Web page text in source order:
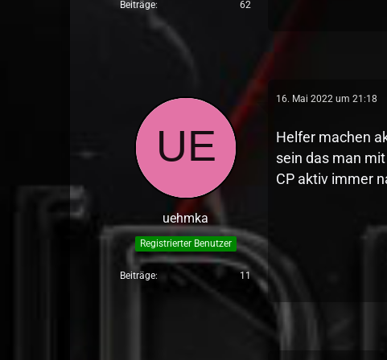
Beiträge
62
uehmka
Registrierter Benutzer
Beiträge 11
16. Mai 2022 um 21:18
Helfer machen
sein das man
CP aktiv immer